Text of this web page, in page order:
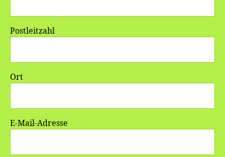
Postleitzahl
Ort
E-Mail-Adresse